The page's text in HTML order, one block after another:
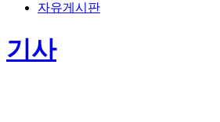
자유게시판
기사